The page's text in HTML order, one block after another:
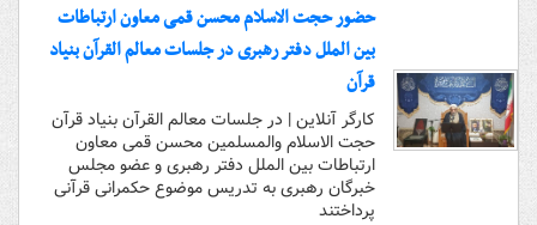
حضور حجت الاسلام محسن قمی معاون ارتباطات
بین الملل دفتر رهبری در جلسات معالم القرآن بنیاد
قرآن
کارگر آنلاین | در جلسات معالم القرآن بنیاد قرآن
حجت الاسلام والمسلمین محسن قمی معاون
ارتباطات بین الملل دفتر رهبری و عضو مجلس
خبرگان رهبری به تدریس موضوع حکمرانی قرآنی
پرداختند